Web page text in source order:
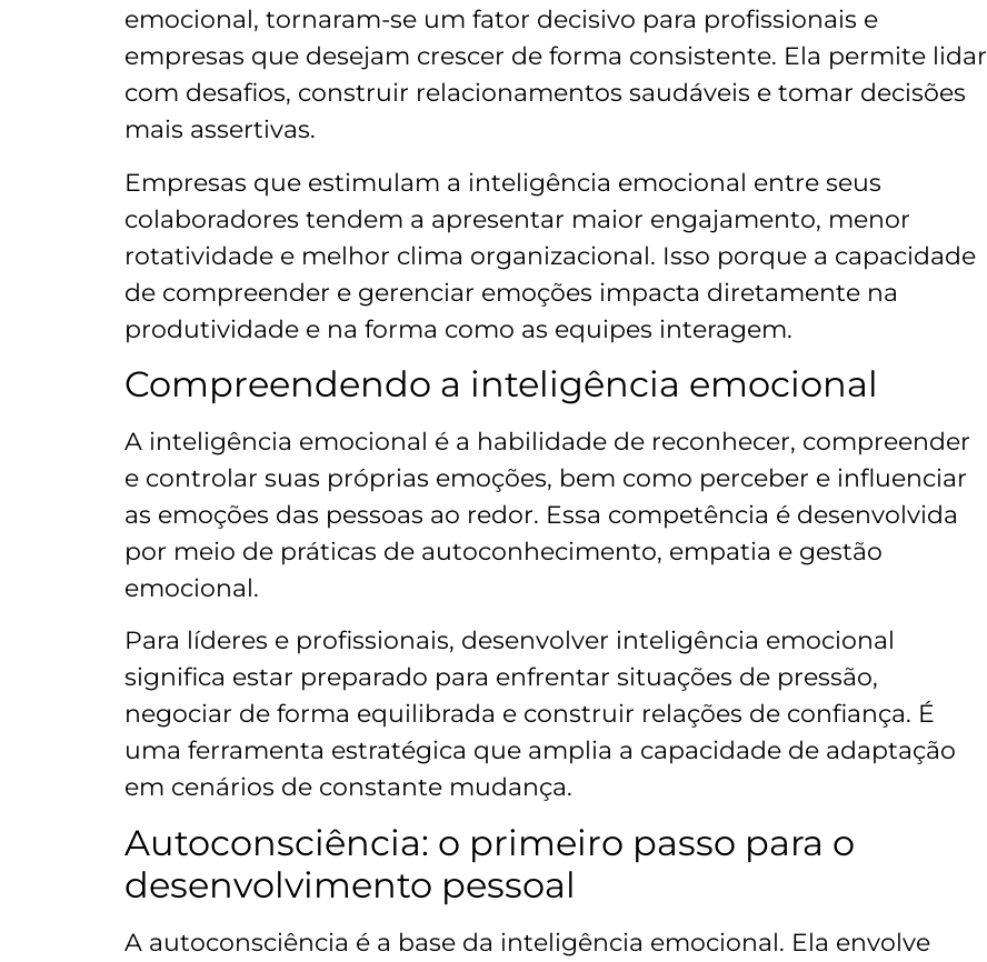
emocional, tornaram-se um fator decisivo para profissionais e
empresas que desejam crescer de forma consistente. Ela permite lidar
com desafios, construir relacionamentos saudáveis e tomar decisões
mais assertivas.
Empresas que estimulam a inteligência emocional entre seus
colaboradores tendem a apresentar maior engajamento, menor
rotatividade e melhor clima organizacional. Isso porque a capacidade
de compreender e gerenciar emoções impacta diretamente na
produtividade e na forma como as equipes interagem.
Compreendendo a inteligência emocional
A inteligência emocional é a habilidade de reconhecer, compreender
e controlar suas próprias emoções, bem como perceber e influenciar
as emoções das pessoas ao redor. Essa competência é desenvolvida
por meio de práticas de autoconhecimento, empatia e gestão
emocional.
Para líderes e profissionais, desenvolver inteligência emocional
significa estar preparado para enfrentar situações de pressão,
negociar de forma equilibrada e construir relações de confiança. É
uma ferramenta estratégica que amplia a capacidade de adaptação
em cenários de constante mudança.
Autoconsciência: o primeiro passo para o
desenvolvimento pessoal
A autoconsciência é a base da inteligência emocional. Ela envolve